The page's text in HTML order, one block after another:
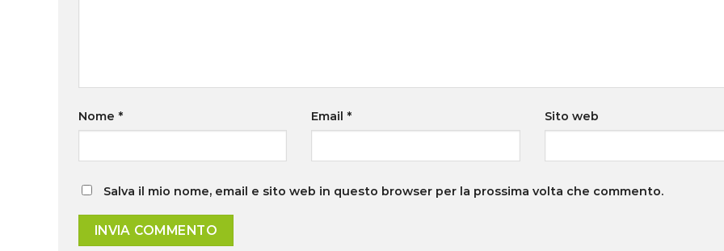
Nome * Email * Sito web
Salva il mio nome, email e sito web in questo browser per la prossima volta che commento.